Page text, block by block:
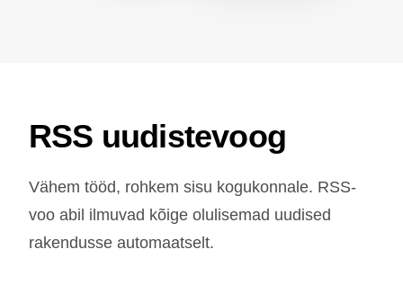
RSS uudistevoog
Vähem tööd, rohkem sisu kogukonnale. RSS-
voo abil ilmuvad kõige olulisemad uudised
rakendusse automaatselt.